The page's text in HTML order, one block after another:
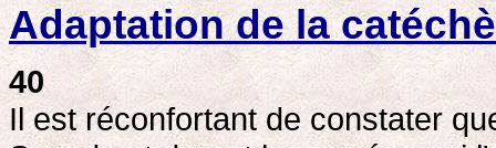
Adaptation de la
40
Il est réconfortant de constater